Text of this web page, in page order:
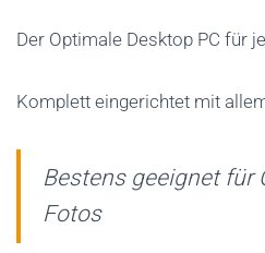
Der Optimale Desktop PC für
Komplett eingerichtet mit
Bestens geeignet für
Fotos